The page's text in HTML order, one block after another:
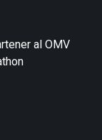
al OMV